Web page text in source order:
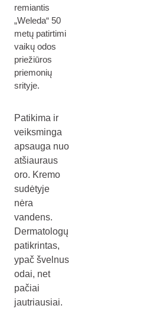
remiantis
„Weleda“ 50
metų patirtimi
vaikų odos
priežiūros
priemonių
srityje.
Patikima ir
veiksminga
apsauga nuo
atšiauraus
oro. Kremo
sudėtyje
nėra
vandens.
Dermatologų
patikrintas,
ypač švelnus
odai, net
pačiai
jautriausiai.